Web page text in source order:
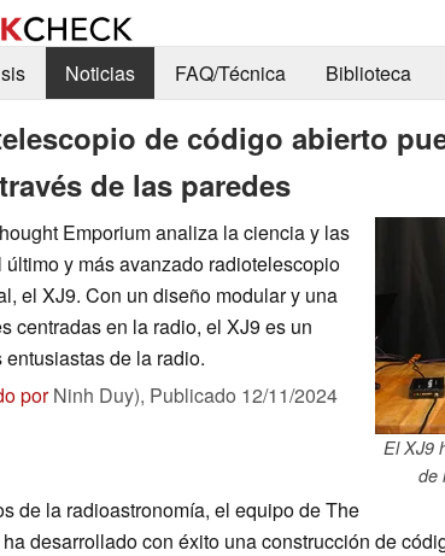
Noticias FAQ/Técnica Biblioteca
de código abierto
de las paredes
El XJ9
de
Emporium analiza la ciencia y las
y más avanzado radiotelescopio
el XJ9. Con un diseño modular y una
centradas en la radio, el XJ9 es un
de la radio.
porNinh Duy), Publicado 12/11/2024
de la radioastronomía, el equipo de The
desarrollado con éxito una construcción de